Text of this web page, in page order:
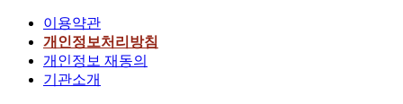
이용약관
개인정보처리방침
개인정보 재동의
기관소개